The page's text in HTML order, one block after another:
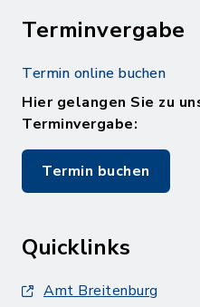
Terminvergabe
Termin online buchen
Hier gelangen Sie zu
Terminvergabe:
Termin buchen
Quicklinks
Amt Breitenburg